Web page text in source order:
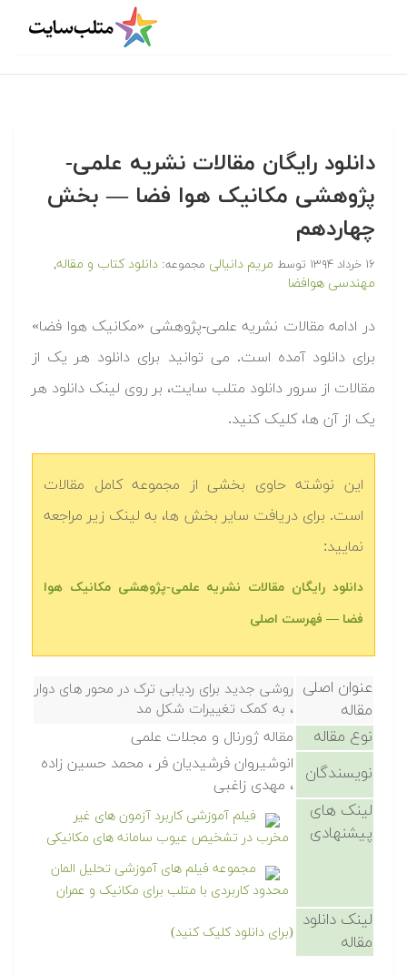
دانلود رایگان مقالات نشریه علمی-
پژوهشی مکانیک هوا فضا — بخش
چهاردهم
۱۶ خرداد ۱۳۹۴ توسط مریم دانیالی مجموعه: دانلود کتاب و مقاله,
مهندسی هوافضا
در ادامه مقالات نشریه علمی-پژوهشی «مکانیک هوا فضا»
برای دانلود آمده است. می توانید برای دانلود هر یک از
مقالات از سرور دانلود متلب سایت، بر روی لینک دانلود هر
یک از آن ها، کلیک کنید.
این نوشته حاوی بخشی از مجموعه کامل مقالات
است. برای دریافت سایر بخش ها، به لینک زیر مراجعه
نمایید:
دانلود رایگان مقالات نشریه علمی-پژوهشی مکانیک هوا
فضا — فهرست اصلی
عنوان اصلی
مقاله
روشی جدید برای ردیابی ترک در محور های دوار
، به کمک تغییرات شکل مد
نوع مقاله مقاله ژورنال و مجلات علمی
نویسندگان
انوشیروان فرشیدیان فر ، محمد حسین زاده
، مهدی زاغبی
لینک های
پیشنهادی
فیلم آموزشی کاربرد آزمون های غیر
مخرب در تشخیص عیوب سامانه های مکانیکی
مجموعه فیلم های آموزشی تحلیل المان
محدود کاربردی با متلب برای مکانیک و عمران
لینک دانلود
مقاله
(برای دانلود کلیک کنید)